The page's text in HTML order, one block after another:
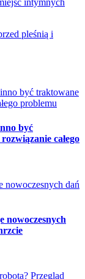
intymnych
pleśnią i
być
całego
nowoczesnych